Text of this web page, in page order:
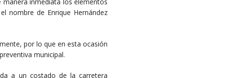
nombre de Enrique Hernández
por lo que en esta ocasión
municipal.
a un costado de la carretera